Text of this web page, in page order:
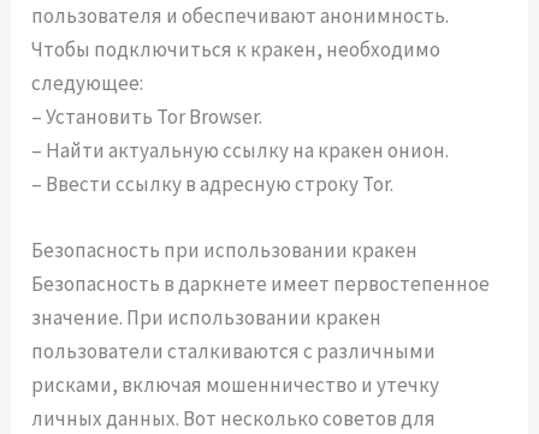
пользователя и обеспечивают анонимность.
Чтобы подключиться к кракен, необходимо
следующее:
– Установить Tor Browser.
– Найти актуальную ссылку на кракен онион.
– Ввести ссылку в адресную строку Tor.
Безопасность при использовании кракен
Безопасность в даркнете имеет первостепенное
значение. При использовании кракен
пользователи сталкиваются с различными
рисками, включая мошенничество и утечку
личных данных. Вот несколько советов для